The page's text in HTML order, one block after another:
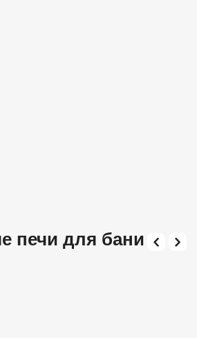
печи для бани